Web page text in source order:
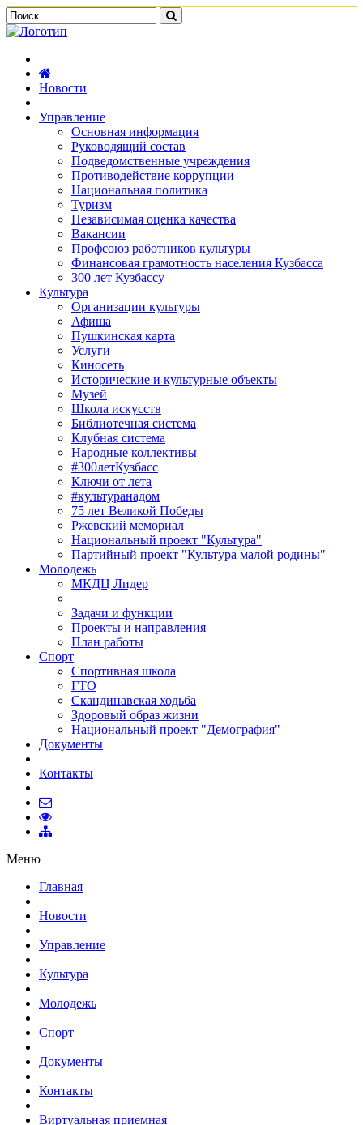
Новости
Управление
Основная информация
Руководящий состав
Подведомственные учреждения
Противодействие коррупции
Национальная политика
Туризм
Независимая оценка качества
Вакансии
Профсоюз работников культуры
Финансовая грамотность населения Кузбасса
300 лет Кузбассу
Культура
Организации культуры
Афиша
Пушкинская карта
Услуги
Киносеть
Исторические и культурные объекты
Музей
Школа искусств
Библиотечная система
Клубная система
Народные коллективы
#300летКузбасс
Ключи от лета
#культуранадом
75 лет Великой Победы
Ржевский мемориал
Национальный проект "Культура"
Партийный проект "Культура малой родины"
Молодежь
МКДЦ Лидер
Задачи и функции
Проекты и направления
План работы
Спорт
Спортивная школа
ГТО
Скандинавская ходьба
Здоровый образ жизни
Национальный проект "Демография"
Документы
Контакты
Меню
Главная
Новости
Управление
Культура
Молодежь
Спорт
Документы
Контакты
Виртуальная приемная